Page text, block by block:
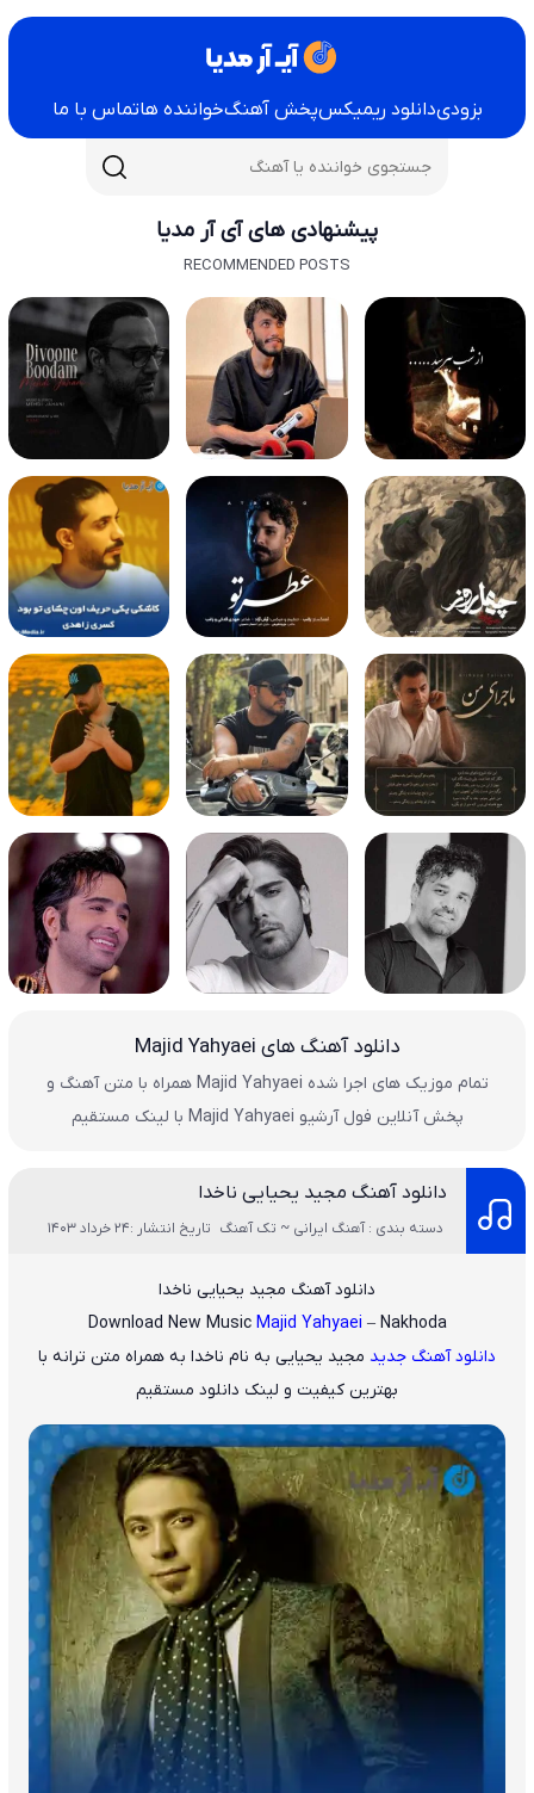
بزودیدانلود ریمیکسپخش آهنگخواننده هاتماس با ما
پیشنهادی های آی آر مدیا
RECOMMENDED POSTS
دانلود آهنگ های Majid Yahyaei
تمام موزیک های اجرا شده Majid Yahyaei همراه با متن آهنگ و
پخش آنلاین فول آرشیو Majid Yahyaei با لینک مستقیم
دانلود آهنگ مجید یحیایی ناخدا
دسته بندی : آهنگ ایرانی ~ تک آهنگ تاریخ انتشار :24 خرداد 1403
دانلود آهنگ مجید یحیایی ناخدا
Download New MusicMajid Yahyaei – Nakhoda
دانلود آهنگ جدید مجید یحیایی به نام ناخدا به همراه متن ترانه با
بهترین کیفیت و لینک دانلود مستقیم